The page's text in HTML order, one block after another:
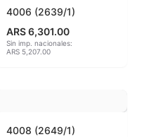
4006 (2639/1)
ARS 6,301.00
Sin imp. nacionales:
ARS 5,207.00
4008 (2649/1)